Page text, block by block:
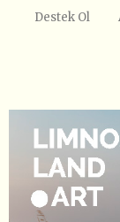
Destek Ol